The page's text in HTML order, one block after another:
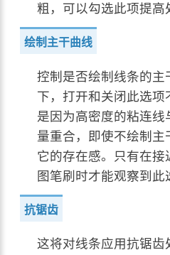
粗，可以勾选此项提高
绘制主干曲线
控制是否绘制线条的主
下，打开和关闭此选
是因为高密度的粘连
量重合，即使不绘制
它的存在感。只有在接
图笔刷时才能观察到此
抗锯齿
这将对线条应用抗锯